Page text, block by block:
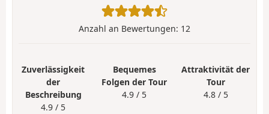
Anzahl an Bewertungen: 12
Zuverlässigkeit
der
Beschreibung
4.9 / 5
Bequemes
Folgen der Tour
4.9 / 5
Attraktivität der
Tour
4.8 / 5